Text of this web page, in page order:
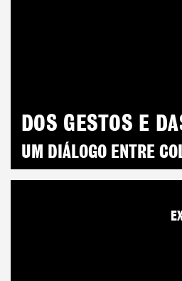
DOS GESTOS E
UM DIÁLOGO ENTRE